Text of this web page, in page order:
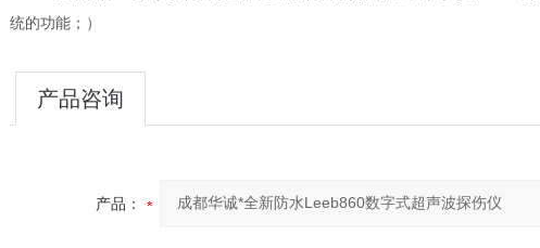
统的功能；）
产品咨询
产品：